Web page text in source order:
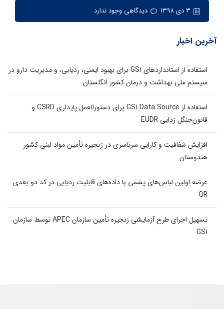
دیدگاهی وجود ندارد
آخرین اخبار
استفاده از استانداردهای GS1 برای بهبود ایمنی، ردیابی، و مدیریت دارو در
سیستم ملی بهداشت و درمان کشور انگلستان
استفاده از GS1 Data Source برای دستورالعمل پایداری CSRD و
قانون‌جنگل زدایی EUDR
افزایش شفافیت و کارایی سرتاسری در زنجیره تأمین مواد لبنی کشور
هندوستان
عرضه اولین لباس‌های پشمی با داده‌های قابلیت ردیابی در کد دو بعدی
QR
تسهیل اجرای طرح آزمایشی زنجیره تأمین سازمان APEC توسط سازمان
GS1